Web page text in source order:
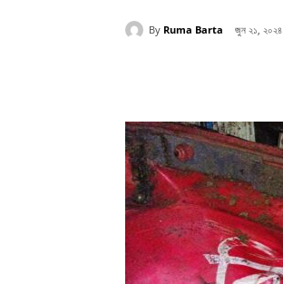
By Ruma Barta জুন ২১, ২০২৪